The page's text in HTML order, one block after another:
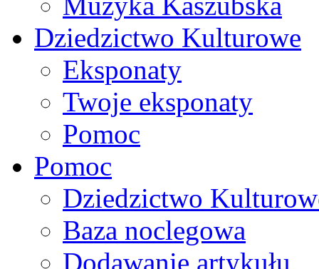
Dziedzictwo Kulturowe
Eksponaty
Twoje eksponaty
Pomoc
Pomoc
Dziedzictwo
Baza noclegowa
Dodawanie artykułu